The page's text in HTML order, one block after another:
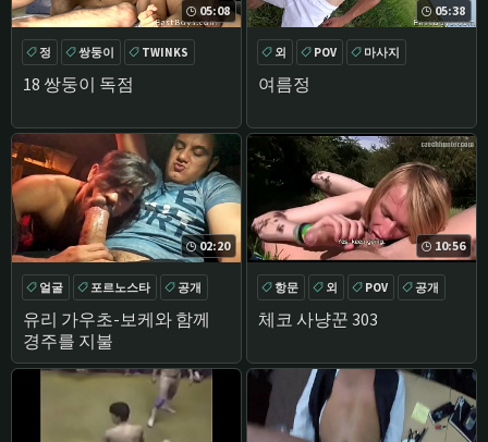
05:08
18 쌍둥이 독점
정 쌍둥이
TWINKS
큰 수탉
05:38
여름정
외 POV
마사지
큰 수탉
02:20
유리 가우초-보케와 함께
경주를 지불
얼굴 포르노스타
공개
큰 수탉
10:56
체코 사냥꾼 303
항문 외 POV 공개